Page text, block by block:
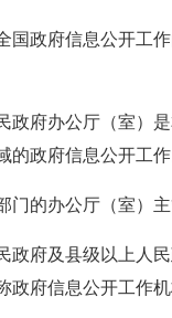
国政府信息公开工
政府办公厅（室）
的政府信息公开工作
门的办公厅（室）
府及县级以上人民
政府信息公开工作